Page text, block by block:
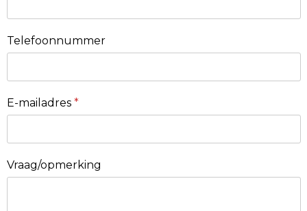
Telefoonnummer
E-mailadres *
Vraag/opmerking